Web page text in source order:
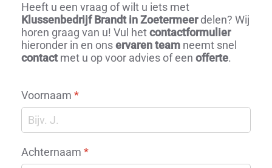
Heeft u een vraag of wilt u iets met
Klussenbedrijf Brandt in Zoetermeerdelen? Wij
horen graag van u! Vul hetcontactformulier
hieronder in en onservaren team neemt snel
contactmet u op voor advies of een offerte.
Voornaam *
Achternaam *